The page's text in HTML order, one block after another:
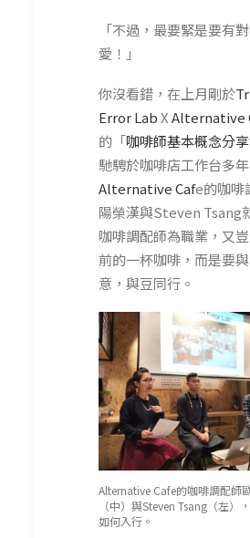
「不過，最要緊是要有
愛！」
你沒看錯，在上月剛於
Error LabXAlternative
的「咖啡師基本概念分
馳騁於咖啡店工作台多
Alternative Cafe的咖啡
陽榮漢與Steven Tsang
咖啡調配師為職業，又
前的一杯咖啡，而是要
意，與豆同行。
Alternative Cafe的咖啡調配師
（中）與Steven Tsang（左）
如何入行。